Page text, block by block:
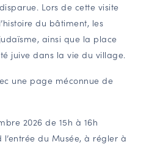
Lors de cette visite
du bâtiment, les
ainsi que la place
juive dans la vie du village.
une page méconnue de
2026 de 15h à 16h
du Musée, à régler à